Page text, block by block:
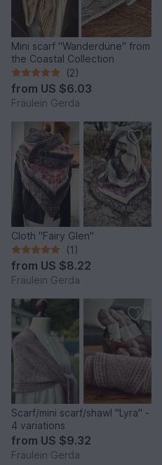
Mini scarf "Wanderdüne" from
the Coastal Collection
(2)
from US $6.03
Fräulein Gerda
Cloth "Fairy Glen"
(1)
from US $8.22
Fräulein Gerda
Scarf/mini scarf/shawl "Lyra" -
4 variations
from US $9.32
Fräulein Gerda